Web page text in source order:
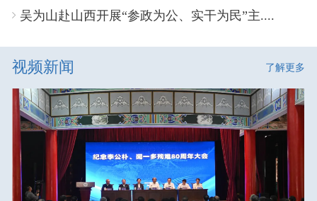
吴为山赴山西开展“参政为公、实干为民”主....
视频新闻 了解更多